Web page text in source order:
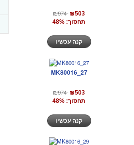
₪974 ₪503
תחסוך: 48%
MK80016_27
₪974 ₪503
תחסוך: 48%